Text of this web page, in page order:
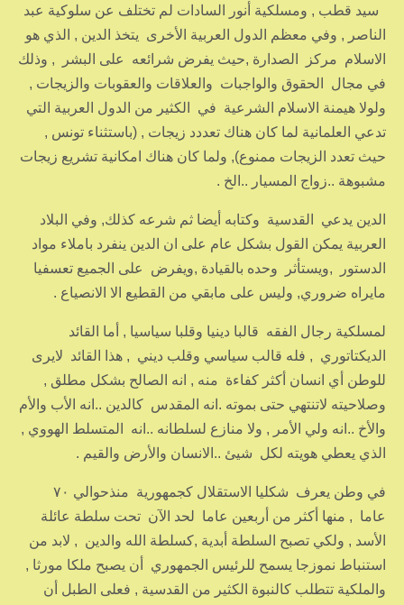
سيد قطب , ومسلكية أنور السادات لم تختلف عن سلوكية عبد
الناصر , وفي معظم الدول العربية الأخرى يتخذ الدين , الذي هو
الاسلام مركز الصدارة ,حيث يفرض شرائعه على البشر , وذلك
في مجال الحقوق والواجبات والعلاقات والعقوبات والزيجات ,
ولولا هيمنة الاسلام الشرعية في الكثير من الدول العربية التي
تدعي العلمانية لما كان هناك تعددد زيجات , (باستثناء تونس ,
حيث تعدد الزيجات ممنوع), ولما كان هناك امكانية تشريع زيجات
مشبوهة ..زواج المسيار ..الخ .
الدين يدعي القدسية وكتابه أيضا ثم شرعه كذلك, وفي البلاد
العربية يمكن القول بشكل عام على ان الدين ينفرد باملاء مواد
الدستور ,ويستأثر وحده بالقيادة ,ويفرض على الجميع تعسفيا
مايراه ضروري, وليس على مابقي من القطيع الا الانصياع .
لمسلكية رجال الفقه قالبا دينيا وقلبا سياسيا , أما القائد
الديكتاتوري , فله قالب سياسي وقلب ديني , هذا القائد لايرى
للوطن أي انسان أكثر كفاءة منه , انه الصالح بشكل مطلق ,
وصلاحيته لاتنتهي حتى بموته .انه المقدس كالدين ..انه الأب والأم
والأخ ..انه ولي الأمر , ولا منازع لسلطانه ..انه المتسلط الهووي ,
الذي يعطي هويته لكل شيئ ..الانسان والأرض والقيم .
عاما , منها أكثر من أربعين عاما لحد الآن تحت سلطة عائلة
الأسد , ولكي تصبح السلطة أبدية ,كسلطة الله والدين , لابد من
استنباط نموزجا يسمح للرئيس الجمهوري أن يصبح ملكا مورثا ,
والملكية تتطلب كالنبوة الكثير من القدسية , فعلى الطبل أن